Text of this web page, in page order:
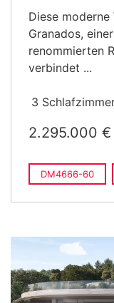
Diese
Granados,
renommierten
verbindet ...
3
2.295.000 €
DM4666-60